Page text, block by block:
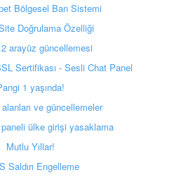
Bölgesel Ban Sistemi
Doğrulama Özelliği
arayüz güncellemesi
Sertifikası - Sesli Chat Panel
1 yaşında!
ve güncellemeler
ülke girişi yasaklama
Mutlu Yıllar!
Saldırı Engelleme